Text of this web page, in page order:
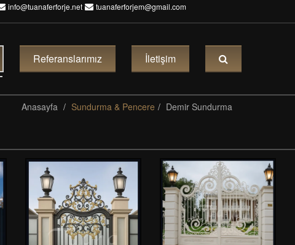
info@tuanaferforje.net tuanaferforjem@gmail.com
Referanslarımız İletişim
Anasayfa Sundurma & Pencere Demir Sundurma